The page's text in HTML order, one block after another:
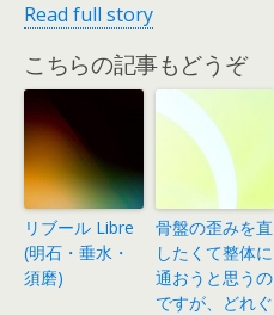
Read full story
こちらの記事もどうぞ
リブール Libre
(明石・垂水・
須磨)
骨盤の歪みを直
したくて整体に
通おうと思うの
ですが、どれぐ